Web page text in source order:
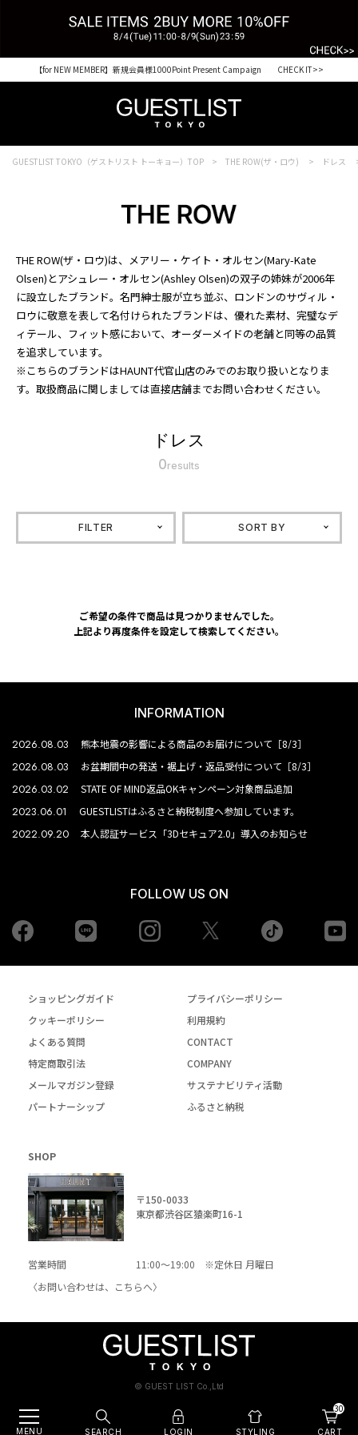
Shopping from outside Japan? Visit our Global Site here. >>
【for NEW MEMBER】新規会員様1000Point Present Campaign CHECK IT>>
GUESTLIST TOKYO（ゲストリスト トーキョー）TOP THE ROW(ザ・ロウ) ドレス
THE ROW(ザ・ロウ)は、メアリー・ケイト・オルセン(Mary-Kate
Olsen)とアシュレー・オルセン(Ashley Olsen)の双子の姉妹が2006年
に設立したブランド。名門紳士服が立ち並ぶ、ロンドンのサヴィル・
ロウに敬意を表して名付けられたブランドは、優れた素材、完璧なデ
ィテール、フィット感において、オーダーメイドの老舗と同等の品質
を追求しています。
※こちらのブランドはHAUNT代官山店のみでのお取り扱いとなりま
す。取扱商品に関しましては直接店舗までお問い合わせください。
ドレス
0results
FILTER SORT BY
ご希望の条件で商品は見つかりませんでした。
上記より再度条件を設定して検索してください。
INFORMATION
2026.08.03 熊本地震の影響による商品のお届けについて［8/3］
2026.08.03 お盆期間中の発送・裾上げ・返品受付について［8/3］
2026.03.02 STATE OF MIND返品OKキャンペーン対象商品追加
2023.06.01 GUESTLISTはふるさと納税制度へ参加しています。
2022.09.20 本人認証サービス「3Dセキュア2.0」導入のお知らせ
FOLLOW US ON
Facebook Instagram tiktok
ショッピングガイド
プライバシーポリシー
クッキーポリシー
利用規約
よくある質問
CONTACT
特定商取引法
COMPANY
メールマガジン登録
サステナビリティ活動
パートナーシップ
ふるさと納税
SHOP
〒150-0033
東京都渋谷区猿楽町16-1
営業時間
11:00～19:00 ※定休日 月曜日
〈お問い合わせは、
こちらへ〉
© GUEST LIST Co.,Ltd
MENU SEARCH LOGIN STYLING
30
CART